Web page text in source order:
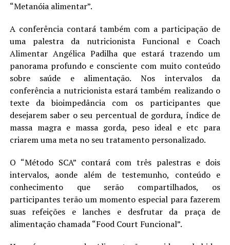
“Metanóia alimentar”.
A conferência contará também com a participação de
uma palestra da nutricionista Funcional e Coach
Alimentar Angélica Padilha que estará trazendo um
panorama profundo e consciente com muito conteúdo
sobre saúde e alimentação. Nos intervalos da
conferência a nutricionista estará também realizando o
texte da bioimpedância com os participantes que
desejarem saber o seu percentual de gordura, índice de
massa magra e massa gorda, peso ideal e etc para
criarem uma meta no seu tratamento personalizado.
O “Método SCA” contará com três palestras e dois
intervalos, aonde além de testemunho, conteúdo e
conhecimento que serão compartilhados, os
participantes terão um momento especial para fazerem
suas refeições e lanches e desfrutar da praça de
alimentação chamada “Food Court Funcional”.